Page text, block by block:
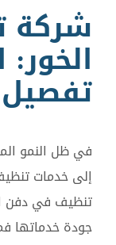
شركة
تفصيل
في ظل النمو
إلى خدمات
تنظيف في دفن
جودة خدماتها